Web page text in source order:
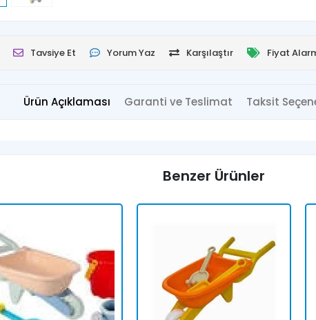
Tavsiye Et Yorum Yaz Karşılaştır Fiyat
Ürün Açıklaması Garanti ve Teslimat Taksit
Benzer Ürünler